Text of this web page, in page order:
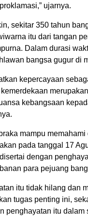
ujarnya.
sekitar 350 tahun
itu dari tangan
Dalam durasi
bangsa gugur di
kepercayaan
kebangsaan
mampu
pada tanggal 17
dengan
para pejuang
itu tidak hilang dan
tugas penting ini,
penghayatan itu